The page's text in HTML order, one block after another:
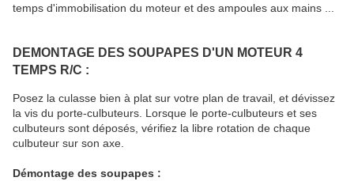
temps d'immobilisation du moteur et des ampoules aux mains ...
DEMONTAGE DES SOUPAPES D'UN MOTEUR 4
TEMPS R/C :
Posez la culasse bien à plat sur votre plan de travail, et dévissez
la vis du porte-culbuteurs. Lorsque le porte-culbuteurs et ses
culbuteurs sont déposés, vérifiez la libre rotation de chaque
culbuteur sur son axe.
Démontage des soupapes :